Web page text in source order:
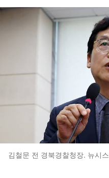
김철문 전 경북경찰청장. 뉴시스